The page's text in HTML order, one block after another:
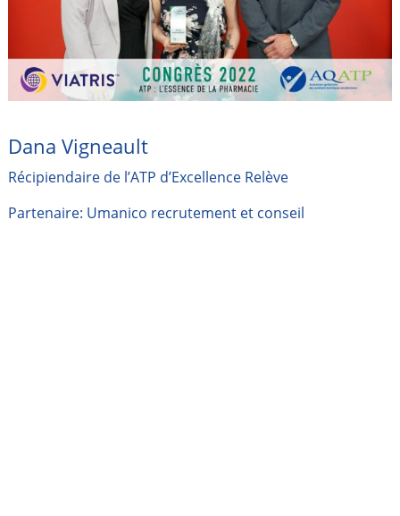
Dana Vigneault
Récipiendaire de l’ATP d’Excellence Relève
Partenaire: Umanico recrutement et conseil